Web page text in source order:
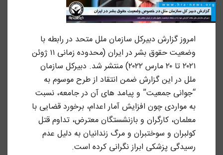
امروز گزارش دبیرکل سازمان ملل متحد در رابطه با
وضعیت حقوق بشر در ایران (محدوده زمانی ۱۱ ژوئن
۲۰۲۱ تا ۲۰ مارس ۲۰۲۲) منتشر شد. دبیرکل سازمان
ملل در این گزارش ضمن انتقاد از طرح موسوم به
“جوانی جمعیت” و پیامد های آن در جامعه، نسبت
به مواردی چون افزایش آمار اعدام، برخورد قضایی با
معلمان، کارگران و بازنشستگان معترض، تداوم قتل
کولبران و سوختبران و مرگ زندانیان به دلیل عدم
رسیدگی پزشکی ابراز نگرانی کرده است.